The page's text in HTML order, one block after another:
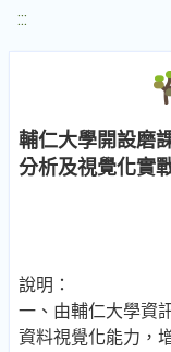
:::
輔仁大學開設磨
分析及視覺化實
說明：
一、由輔仁大學資
資料視覺化能力，